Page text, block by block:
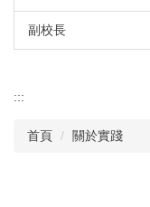
副校長
:::
首頁 關於實踐